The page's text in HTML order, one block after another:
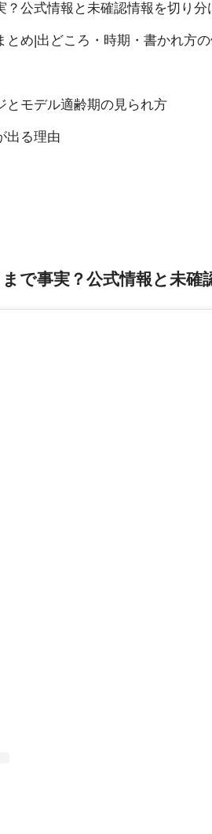
公式情報と未確認情報を切り分
め|出どころ・時期・書かれ方の
とモデル適齢期の見られ方
出る理由
で事実？公式情報と未確